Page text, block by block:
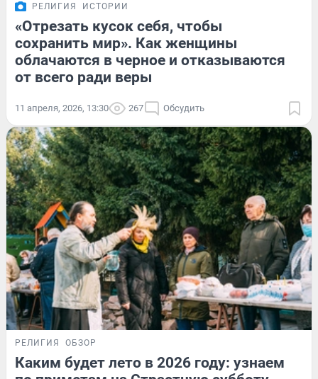
РЕЛИГИЯ ИСТОРИИ
«Отрезать кусок себя, чтобы
сохранить мир». Как женщины
облачаются в черное и отказываются
от всего ради веры
11 апреля, 2026, 13:30 267 Обсудить
РЕЛИГИЯ ОБЗОР
Каким будет лето в 2026 году: узнаем